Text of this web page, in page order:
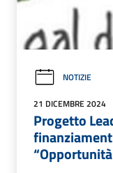
NOTIZIE
21 DICEMBRE 2024
Progetto